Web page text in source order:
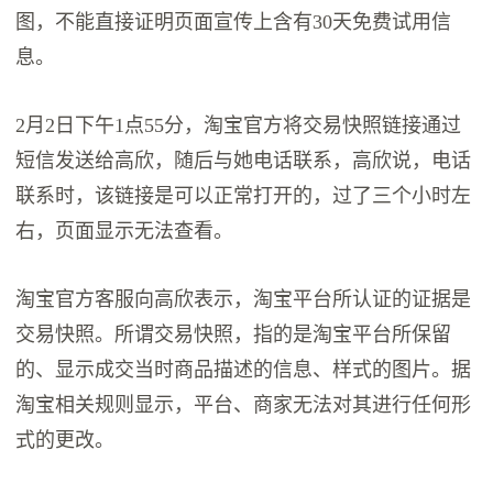
图，不能直接证明页面宣传上含有30天免费试用信
息。
2月2日下午1点55分，淘宝官方将交易快照链接通过
短信发送给高欣，随后与她电话联系，高欣说，电话
联系时，该链接是可以正常打开的，过了三个小时左
右，页面显示无法查看。
淘宝官方客服向高欣表示，淘宝平台所认证的证据是
交易快照。所谓交易快照，指的是淘宝平台所保留
的、显示成交当时商品描述的信息、样式的图片。据
淘宝相关规则显示，平台、商家无法对其进行任何形
式的更改。